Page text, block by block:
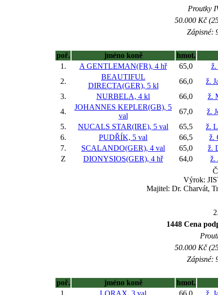
Proutky
50.000 Kč
Zápisné:
poř. jméno koně
hmot.
1.
A GENTLEMAN(FR), 4 hř 65,0
ž.
2.
BEAUTIFUL
DIRECTA(GER), 5 kl
66,0
ž.
3.
NURBELA, 4 kl 66,0
ž.
4.
JOHANNES KEPLER(GB), 5
val
67,0
ž.
5.
NUCALS STAR(IRE), 5 val 65,5
ž.
6.
PUDŘÍK, 5 val 66,5
ž.
7.
SCALANDO(GER), 4 val 65,0
ž.
Z
DIONYSIOS(GER), 4 hř 64,0
ž.
Výrok:
Majitel: Dr. Charvát,
1448 Cena
50.000 Kč
Zápisné:
poř. jméno koně
hmot.
1.
LORAX, 3 val 66,0
ž.